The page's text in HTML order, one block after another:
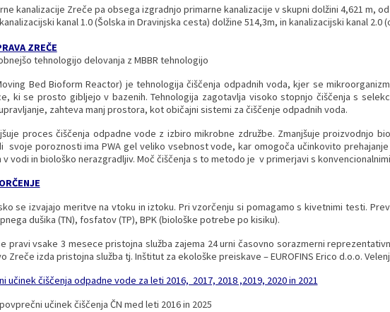
kanalizacije Zreče pa obsega izgradnjo primarne kanalizacije v skupni dolžini 4,621 m,
kanal 1.0 (Šolska in Dravinjska cesta) dolžine 514,3m, in kanalizacijski kanal 2.0
ZREČE
tehnologijo delovanja z MBBR tehnologijo
Bed Bioform Reactor) je tehnologija čiščenja odpadnih voda, kjer se
ki se prosto gibljejo v bazenih. Tehnologija zagotavlja visoko stopnjo čiščenja s
zahteva manj prostora, kot običajni sistemi za čiščenje odpadnih voda.
proces čiščenja odpadne vode z izbiro mikrobne združbe. Zmanjšuje proizvodnjo
svoje poroznosti ima PWA gel veliko vsebnost vode, kar omogoča učinkovito
vodi in biološko nerazgradljiv. Moč čiščenja s to metodo je v primerjavi s
se izvajajo meritve na vtoku in iztoku. Pri vzorčenju si pomagamo s kivetnimi testi.
dušika (TN), fosfatov (TP), BPK (biološke potrebe po kisiku).
pravi vsake 3 mesece pristojna služba zajema 24 urni časovno sorazmerni
Zreče izda pristojna služba tj. Inštitut za ekološke preiskave – EUROFINS Erico d.o.o.
učinek čiščenja odpadne vode za leti 2016, 2017, 2018 ,2019, 2020 in 2021
učinek čiščenja ČN med leti 2016 in 2025